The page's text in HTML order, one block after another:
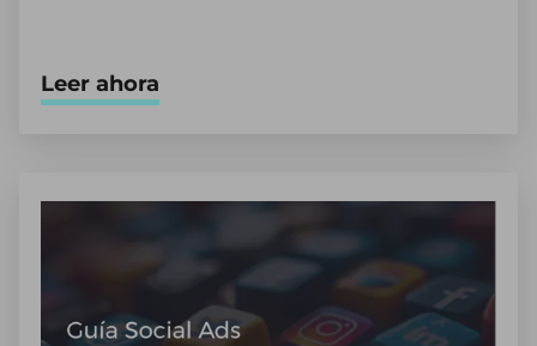
Leer ahora